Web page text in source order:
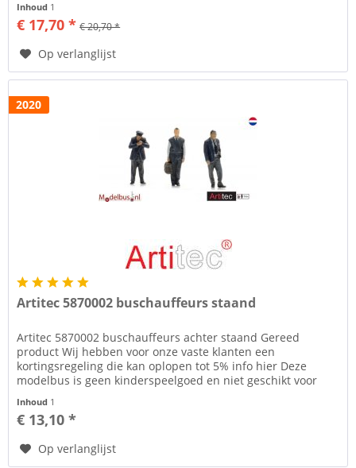
Inhoud 1
€ 17,70 * € 20,70 *
Op verlanglijst
2020
Artitec 5870002 buschauffeurs staand
Artitec 5870002 buschauffeurs achter staand Gereed
product Wij hebben voor onze vaste klanten een
kortingsregeling die kan oplopen tot 5% info hier Deze
modelbus is geen kinderspeelgoed en niet geschikt voor
Inhoud 1
€ 13,10 *
Op verlanglijst